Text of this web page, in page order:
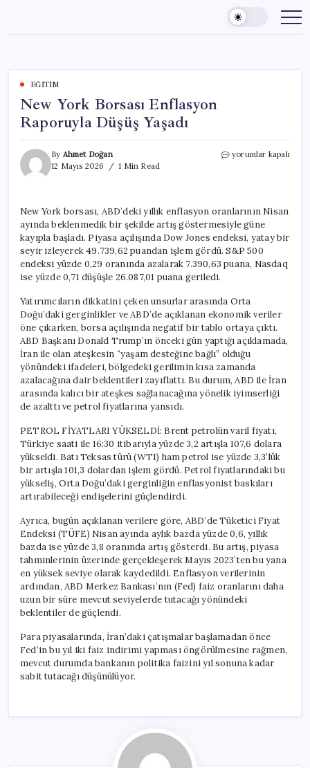
content
EĞITIM
New York Borsası Enflasyon
Raporuyla Düşüş Yaşadı
By Ahmet Doğan
12 Mayıs 2026
1 Min Read
New
Düşüş
Yaşadı
için
yorumlar kapalı
New York borsası, ABD’deki yıllık enflasyon oranlarının Nisan
ayında beklenmedik bir şekilde artış göstermesiyle güne
kayıpla başladı. Piyasa açılışında Dow Jones endeksi, yatay bir
seyir izleyerek 49.739,62 puandan işlem gördü. S&P 500
endeksi yüzde 0,29 oranında azalarak 7.390,63 puana, Nasdaq
ise yüzde 0,71 düşüşle 26.087,01 puana geriledi.
Yatırımcıların dikkatini çeken unsurlar arasında Orta
Doğu’daki gerginlikler ve ABD’de açıklanan ekonomik veriler
öne çıkarken, borsa açılışında negatif bir tablo ortaya çıktı.
ABD Başkanı Donald Trump’ın önceki gün yaptığı açıklamada,
İran ile olan ateşkesin “yaşam desteğine bağlı” olduğu
yönündeki ifadeleri, bölgedeki gerilimin kısa zamanda
azalacağına dair beklentileri zayıflattı. Bu durum, ABD ile İran
arasında kalıcı bir ateşkes sağlanacağına yönelik iyimserliği
de azalttı ve petrol fiyatlarına yansıdı.
PETROL FİYATLARI YÜKSELDİ: Brent petrolün varil fiyatı,
Türkiye saati ile 16:30 itibarıyla yüzde 3,2 artışla 107,6 dolara
yükseldi. Batı Teksas türü (WTI) ham petrol ise yüzde 3,3’lük
bir artışla 101,3 dolardan işlem gördü. Petrol fiyatlarındaki bu
yükseliş, Orta Doğu’daki gerginliğin enflasyonist baskıları
artırabileceği endişelerini güçlendirdi.
Ayrıca, bugün açıklanan verilere göre, ABD’de Tüketici Fiyat
Endeksi (TÜFE) Nisan ayında aylık bazda yüzde 0,6, yıllık
bazda ise yüzde 3,8 oranında artış gösterdi. Bu artış, piyasa
tahminlerinin üzerinde gerçekleşerek Mayıs 2023’ten bu yana
en yüksek seviye olarak kaydedildi. Enflasyon verilerinin
ardından, ABD Merkez Bankası’nın (Fed) faiz oranlarını daha
uzun bir süre mevcut seviyelerde tutacağı yönündeki
beklentiler de güçlendi.
Para piyasalarında, İran’daki çatışmalar başlamadan önce
Fed’in bu yıl iki faiz indirimi yapması öngörülmesine rağmen,
mevcut durumda bankanın politika faizini yıl sonuna kadar
sabit tutacağı düşünülüyor.